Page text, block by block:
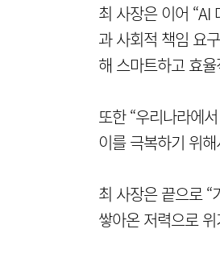
최 사장은 이어 “AI
과 사회적 책임 요
해 스마트하고 효
또한 “우리나라에
이를 극복하기 위
최 사장은 끝으로
쌓아온 저력으로